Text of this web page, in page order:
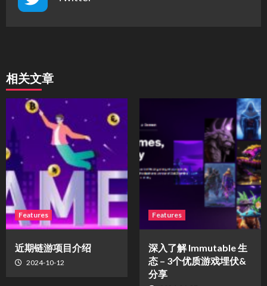
相关文章
Features
近期链游项目介绍
2024-10-12
Features
深入了解 Immutable 生
态 – 3个优质游戏埋伏&
分享